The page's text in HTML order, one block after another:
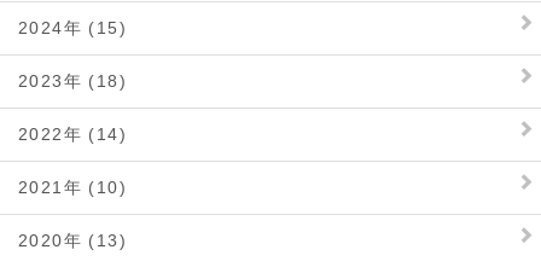
2024年 (15)
2023年 (18)
2022年 (14)
2021年 (10)
2020年 (13)